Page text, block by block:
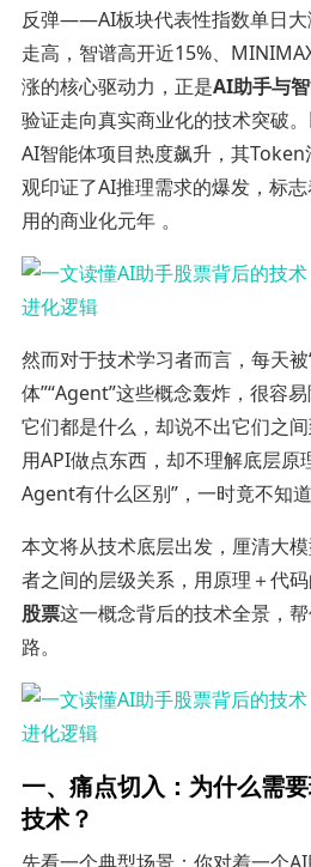
反弹——AI板块代表性指数单日大
走高，智谱高开近15%、
涨的核心驱动力，正是AI助手与
验证走向真实商业化的技术突破
AI智能体项目热度飙升，其
观印证了AI推理需求的爆发，标
用的商业化元年 。
然而对于技术学习者而言，每天被
体”“Agent”这些概念轰炸，很容
它们都是什么，却说不出它们之
用API做点东西，却不理解底层原
Agent有什么区别”，一时竟不知道
本文将从技术底层出发，厘清大
者之间的层级关系，用原理＋代
股票这一概念背后的技术全景，
路。
一、痛点切入：为什么需
技术？